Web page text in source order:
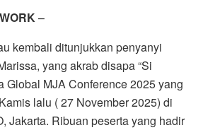
–
kembali ditunjukkan penyanyi
yang akrab disapa “Si
Global MJA Conference 2025 yang
lalu ( 27 November 2025) di
Jakarta. Ribuan peserta yang hadir